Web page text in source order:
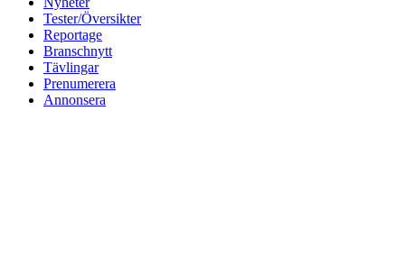
Tester/Översikter
Reportage
Branschnytt
Tävlingar
Prenumerera
Annonsera